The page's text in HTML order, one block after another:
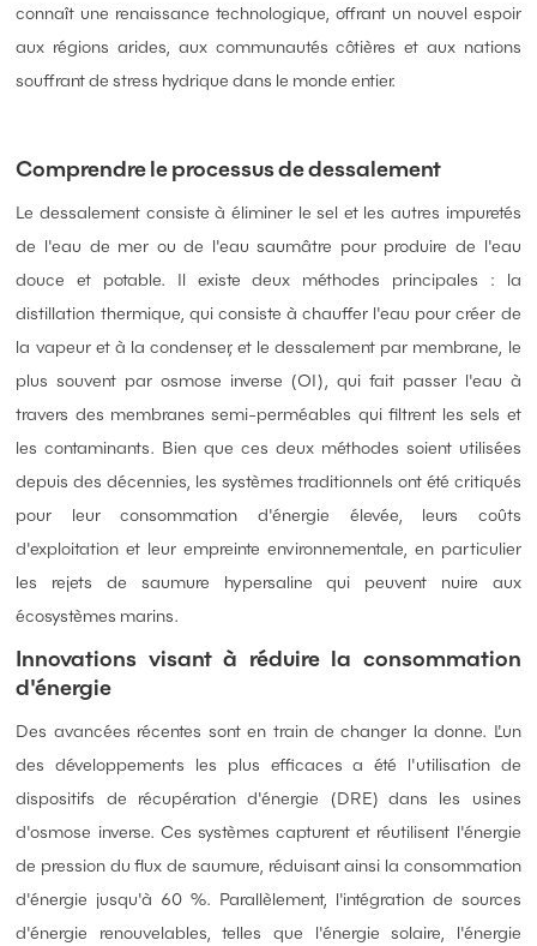
connaît une renaissance technologique, offrant un nouvel espoir
aux régions arides, aux communautés côtières et aux nations
souffrant de stress hydrique dans le monde entier.
Comprendre le processus de dessalement
Le dessalement consiste à éliminer le sel et les autres impuretés
de l'eau de mer ou de l'eau saumâtre pour produire de l'eau
douce et potable. Il existe deux méthodes principales : la
distillation thermique, qui consiste à chauffer l'eau pour créer de
la vapeur et à la condenser, et le dessalement par membrane, le
plus souvent par osmose inverse (OI), qui fait passer l'eau à
travers des membranes semi-perméables qui filtrent les sels et
les contaminants. Bien que ces deux méthodes soient utilisées
depuis des décennies, les systèmes traditionnels ont été critiqués
pour leur consommation d'énergie élevée, leurs coûts
d'exploitation et leur empreinte environnementale, en particulier
les rejets de saumure hypersaline qui peuvent nuire aux
écosystèmes marins.
Innovations visant à réduire la consommation
d'énergie
Des avancées récentes sont en train de changer la donne. L'un
des développements les plus efficaces a été l'utilisation de
dispositifs de récupération d'énergie (DRE) dans les usines
d'osmose inverse. Ces systèmes capturent et réutilisent l'énergie
de pression du flux de saumure, réduisant ainsi la consommation
d'énergie jusqu'à 60 %. Parallèlement, l'intégration de sources
d'énergie renouvelables, telles que l'énergie solaire, l'énergie